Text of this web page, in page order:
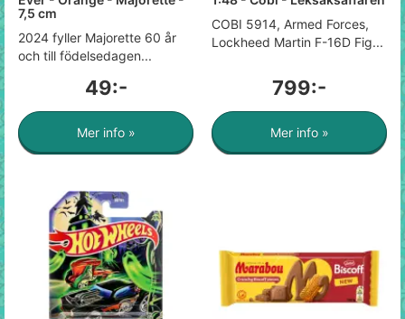
7,5 cm
2024 fyller Majorette 60 år
och till födelsedagen...
49:-
Mer info »
COBI 5914, Armed Forces,
Lockheed Martin F-16D Fig...
799:-
Mer info »